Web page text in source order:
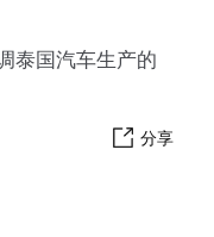
泰国汽车生产的
分享